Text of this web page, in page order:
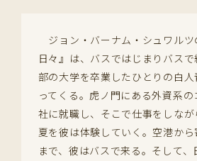
ジョン・バーナム・シュワルツ
日々』は、バスではじまりバス
部の大学を卒業したひとりの白
ってくる。虎ノ門にある外資系
社に就職し、そこで仕事をしな
夏を彼は体験していく。空港か
まで、彼はバスで来る。そして、